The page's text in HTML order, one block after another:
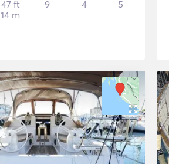
47 ft
14 m
9 4 5